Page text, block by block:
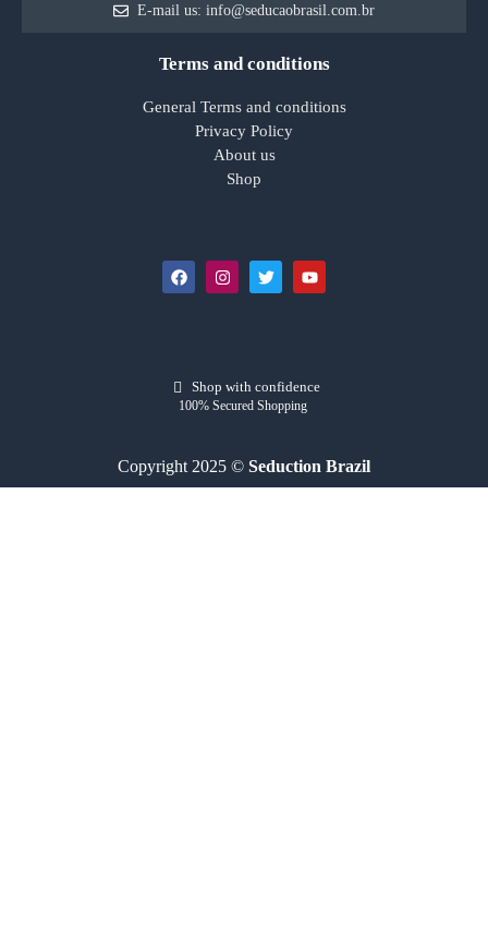
E-mail us: info@seducaobrasil.com.br
Terms and conditions
General Terms and conditions
Privacy Policy
About us
Shop
Shop with confidence
100% Secured Shopping
Copyright 2025 © Seduction Brazil